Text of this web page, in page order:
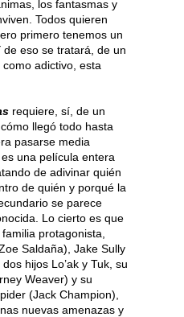
los fantasmas y
Todos quieren
primero tenemos un
eso se tratará, de un
adictivo, esta
requiere, sí, de un
llegó todo hasta
pasarse media
una película entera
de adivinar quién
de quién y porqué la
se parece
Lo cierto es que
protagonista,
Saldaña), Jake Sully
hijos Lo’ak y Tuk, su
Weaver) y su
(Jack Champion),
nuevas amenazas y